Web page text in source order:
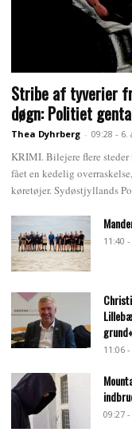
Stribe af tyverier
døgn: Politiet
Thea Dyhrberg - 09:28 - 6.
KRIMI. Bilejere flere
fået en kedelig
køretøjer. Sydøstjyllands
11:40
11:06
09:27